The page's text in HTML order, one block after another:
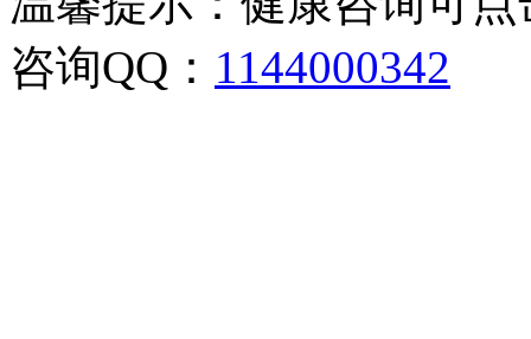
咨询QQ： 1144000342